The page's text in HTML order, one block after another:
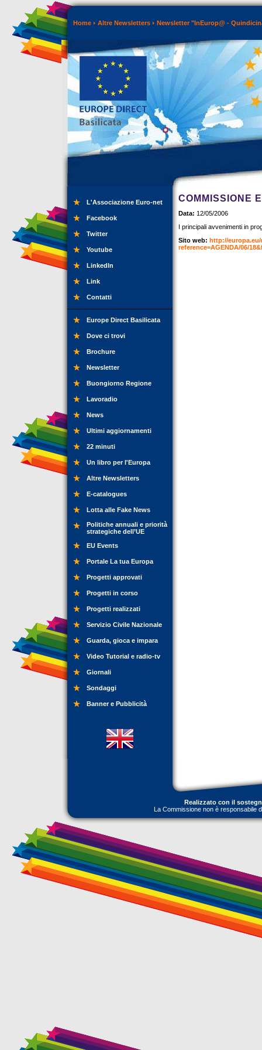
Home Altre Newsletters Newsletter "InEurop@ -
L'Associazione Euro-net
Facebook
Twitter
Youtube
LinkedIn
Link
Contatti
Europe Direct Basilicata
Dove ci trovi
Brochure
Newsletter
Buongiorno Regione
Lavoradio
News
Ultimi aggiornamenti
22 minuti
Un libro per l'Europa
Altre Newsletters
E-catalogues
Lotta alle Fake News
Politiche annuali e priorità
strategiche dell’UE
EU Events
Portale La tua Europa
Progetti approvati
Progetti in corso
Progetti realizzati
Servizio Civile Nazionale
Guarda, gioca e impara
Video Tutorial e radio-tv
Giornali
Sondaggi
Banner e Pubblicità
COMMISSIONE
Data: 12/05/2006
I principali avvenimenti in
Sito web: http://
reference=AGENDA/06/
Realizzato con il
La Commissione non è responsabile